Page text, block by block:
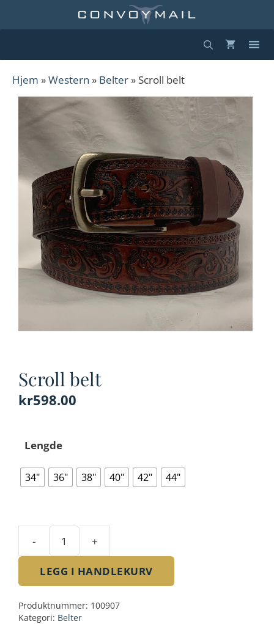
Hjem »Western » Belter » Scroll belt
Scroll belt
kr598.00
Lengde
34" 36" 38" 40" 42" 44"
-
antall
+
LEGG I HANDLEKURV
Produktnummer: 100907
Kategori: Belter